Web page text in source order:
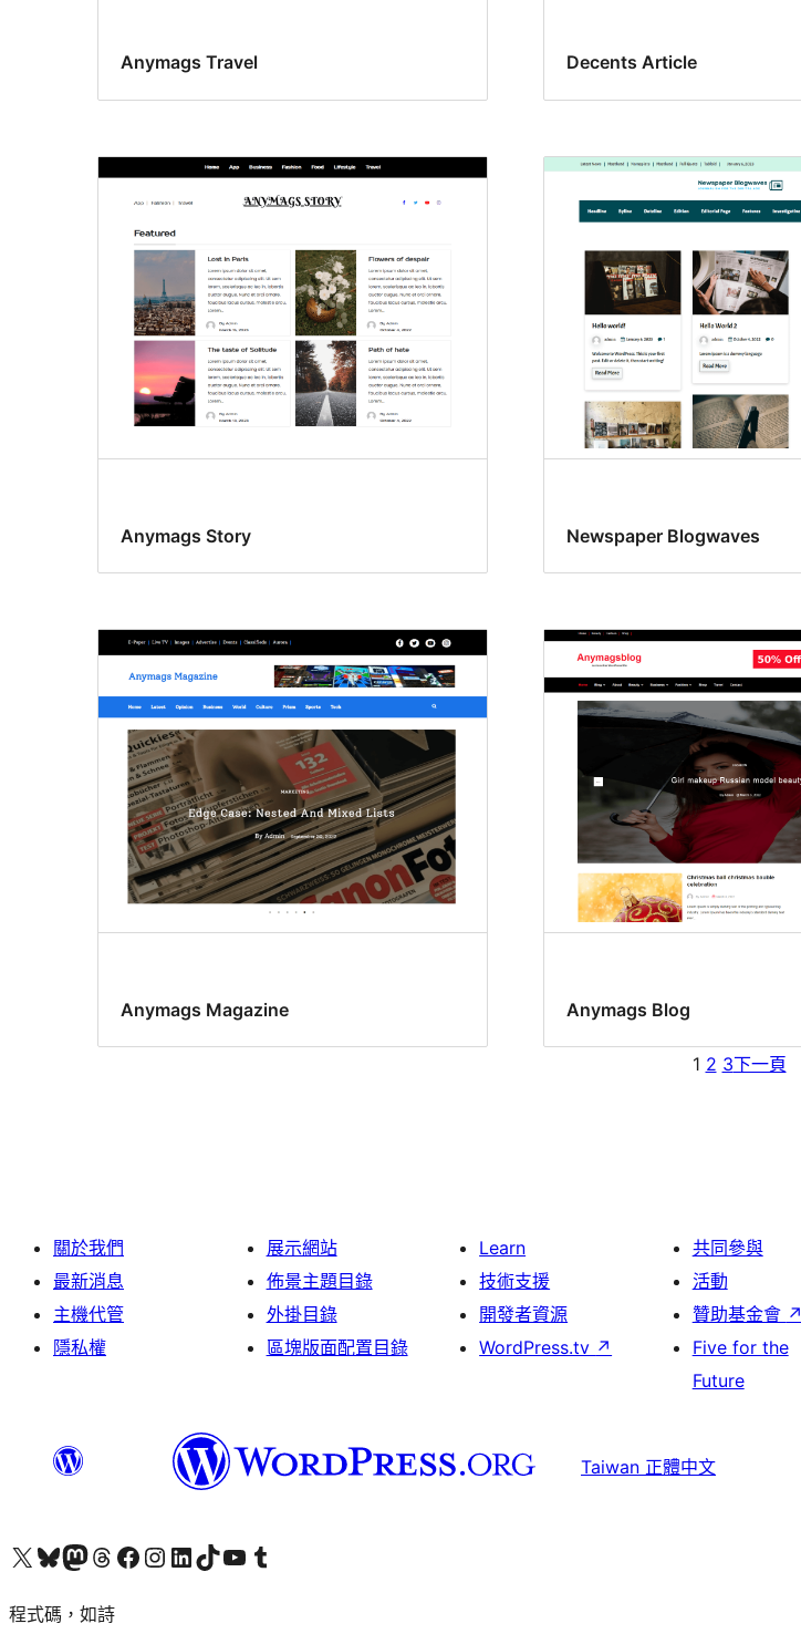
Anymags Travel Decents Article
Anymags Story Newspaper Blogwaves
Anymags Magazine Anymags Blog
1 2 3下一頁
關於我們
最新消息
主機代管
隱私權
展示網站
佈景主題目錄
外掛目錄
區塊版面配置目錄
Learn
技術支援
開發者資源
WordPress.tv ↗
共同參與
活動
贊助基金會 ↗
Five for the
Future
Taiwan 正體中文
查看我們的 X (之前的 Twitter) 帳號造訪我們的 Bluesky 帳號造訪我們的 Mastodon 帳號造訪我們的 Threads 帳號 造訪我們的 Facebook 粉絲專頁Visit our Instagram account
Visit our LinkedIn account
造訪我們的 TikTok 帳號Visit our YouTube channel
造訪我們的 Tumblr 帳號
程式碼，如詩